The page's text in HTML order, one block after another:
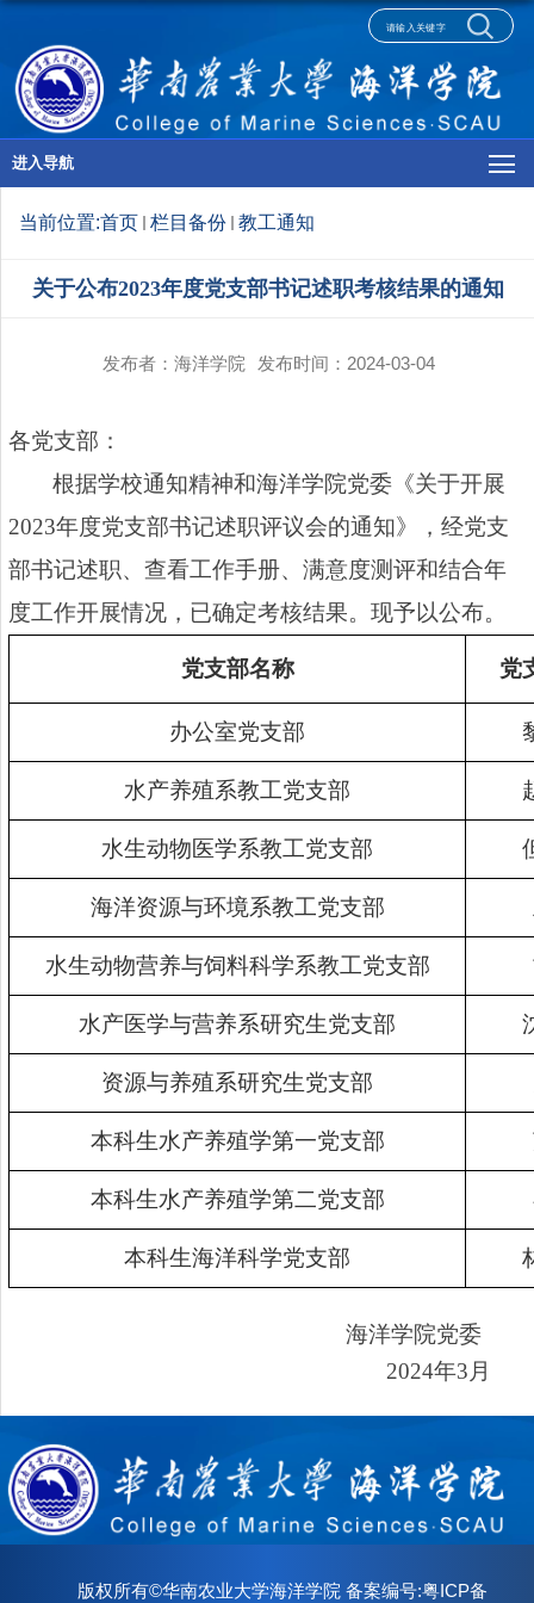
进入导航
当前位置:首页 栏目备份 教工通知
关于公布2023年度党支部书记述职考核结果的通知
发布者：海洋学院 发布时间：2024-03-04
各党支部：
根据学校通知精神和海洋学院党委《关于开展
2023年度党支部书记述职评议会的通知》，经党支
部书记述职、查看工作手册、满意度测评和结合年
度工作开展情况，已确定考核结果。现予以公布。
党支部名称 党
办公室党支部
水产养殖系教工党支部
水生动物医学系教工党支部
海洋资源与环境系教工党支部
水生动物营养与饲料科学系教工党支部
水产医学与营养系研究生党支部
资源与养殖系研究生党支部
本科生水产养殖学第一党支部
本科生水产养殖学第二党支部
本科生海洋科学党支部
海洋学院党委
2024年3月
版权所有©华南农业大学海洋学院 备案编号:粤ICP备